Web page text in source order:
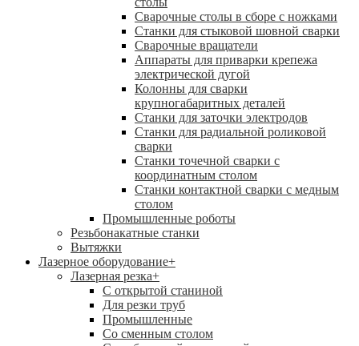
Сварочные столы в сборе с ножками
Станки для стыковой шовной сварки
Сварочные вращатели
Аппараты для приварки крепежа
электрической дугой
Колонны для сварки
крупногабаритных деталей
Станки для заточки электродов
Станки для радиальной роликовой
сварки
Станки точечной сварки с
координатным столом
Станки контактной сварки с медным
столом
Промышленные роботы
Резьбонакатные станки
Вытяжки
Лазерное оборудование+
Лазерная резка+
С открытой станиной
Для резки труб
Промышленные
Со сменным столом